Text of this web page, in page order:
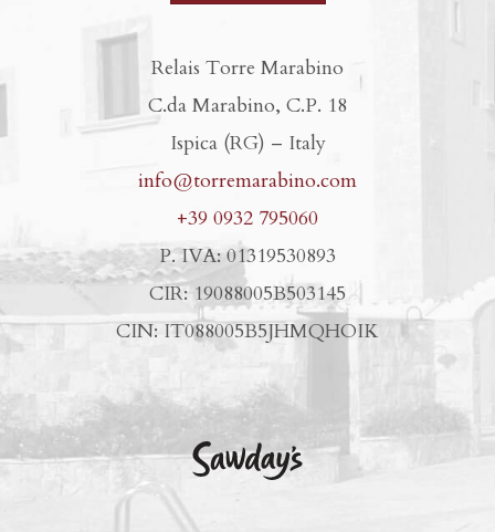
Relais Torre Marabino
C.da Marabino, C.P. 18
Ispica (RG) – Italy
info@torremarabino.com
+39 0932 795060
P. IVA: 01319530893
CIR: 19088005B503145
CIN: IT088005B5JHMQHOIK